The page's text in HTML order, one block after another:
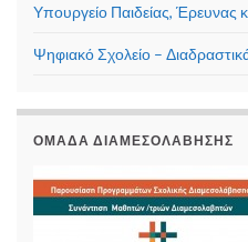
Υπουργείο Παιδείας, Έρευνας
Ψηφιακό Σχολείο –
ΟΜΆΔΑ ΔΙΑΜΕΣΟΛΆΒΗΣΗΣ